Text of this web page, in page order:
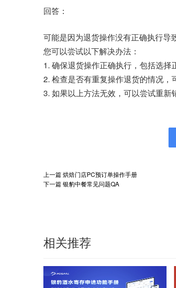
回答：
可能是因为退货操作没有正确执行导
您可以尝试以下解决办法：
1. 确保退货操作正确执行，包括选择
2. 检查是否有重复操作退货的情况，
3. 如果以上方法无效，可以尝试重新
上一篇烘焙门店PC预订单操作手册
下一篇银豹中餐常见问题QA
相关推荐